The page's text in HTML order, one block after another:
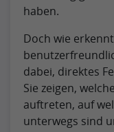
haben.
Doch wie
dabei, direktes
Sie zeigen,
auftreten, auf
unterwegs sind